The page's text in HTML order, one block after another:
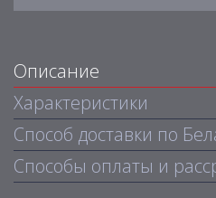
Описание
Характеристики
Способ доставки по
Способы оплаты и